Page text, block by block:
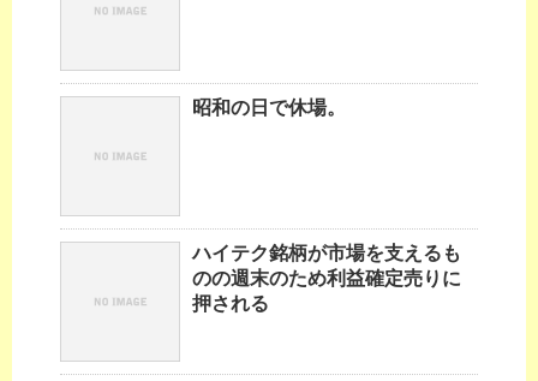
昭和の日で休場。
ハイテク銘柄が市場を支えるも
のの週末のため利益確定売りに
押される